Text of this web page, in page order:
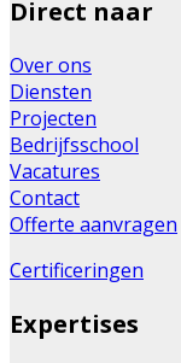
Direct naar
Over ons
Diensten
Projecten
Bedrijfsschool
Vacatures
Contact
Offerte aanvragen
Certificeringen
Expertises